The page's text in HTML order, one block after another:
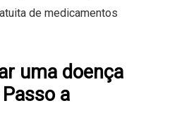
de medicamentos
uma doença
a